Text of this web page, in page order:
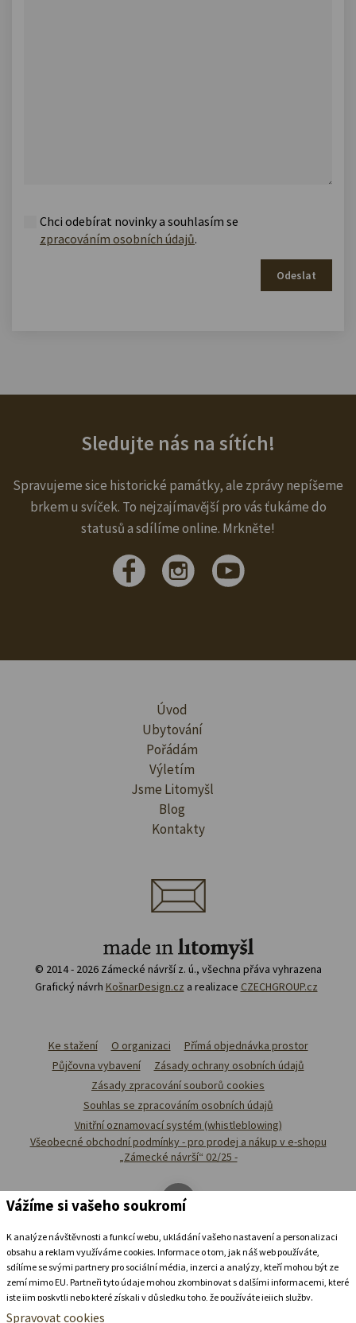
Chci odebírat novinky a souhlasím se
zpracováním osobních údajů.
Odeslat
Sledujte nás na sítích!
Spravujeme sice historické památky, ale zprávy nepíšeme
brkem u svíček. To nejzajímavější pro vás ťukáme do
statusů a sdílíme online. Mrkněte!
Úvod
Ubytování
Pořádám
Výletím
Jsme Litomyšl
Blog
Kontakty
© 2014 - 2026 Zámecké návrší z. ú., všechna přáva vyhrazena
Grafický návrh KošnarDesign.cz a realizace CZECHGROUP.cz
Ke stažení O organizaci
Přímá objednávka prostor
Půjčovna vybavení
Zásady ochrany osobních údajů
Zásady zpracování souborů cookies
Souhlas se zpracováním osobních údajů
Vnitřní oznamovací systém (whistleblowing)
Všeobecné obchodní podmínky - pro prodej a nákup v e-shopu
„Zámecké návrší“ 02/25 -
Vážíme si vašeho soukromí
K analýze návštěvnosti a funkcí webu, ukládání vašeho nastavení a personalizaci
obsahu a reklam využíváme cookies. Informace o tom, jak náš web používáte,
sdílíme se svými partnery pro sociální média, inzerci a analýzy, kteří mohou být ze
zemí mimo EU. Partneři tyto údaje mohou zkombinovat s dalšími informacemi, které
jste jim poskytli nebo které získali v důsledku toho, že používáte jejich služby.
Podrobné informace
Spravovat cookies